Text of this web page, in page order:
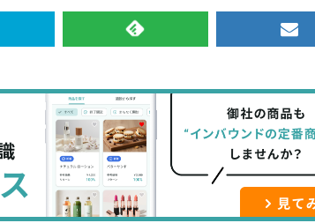
RSS
記
事
を
購
読
メ
マ
ガ
登
録
す